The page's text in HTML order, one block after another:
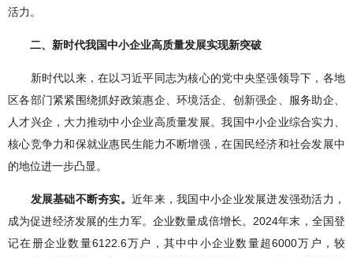
活力。
二、新时代我国中小企业高质量发展实现新突破
新时代以来，在以习近平同志为核心的党中央坚强领导下，各地
区各部门紧紧围绕抓好政策惠企、环境活企、创新强企、服务助企、
人才兴企，大力推动中小企业高质量发展。我国中小企业综合实力、
核心竞争力和保就业惠民生能力不断增强，在国民经济和社会发展中
的地位进一步凸显。
发展基础不断夯实。近年来，我国中小企业发展迸发强劲活力，
成为促进经济发展的生力军。企业数量成倍增长。2024年末，全国登
记在册企业数量6122.6万户，其中中小企业数量超6000万户，较